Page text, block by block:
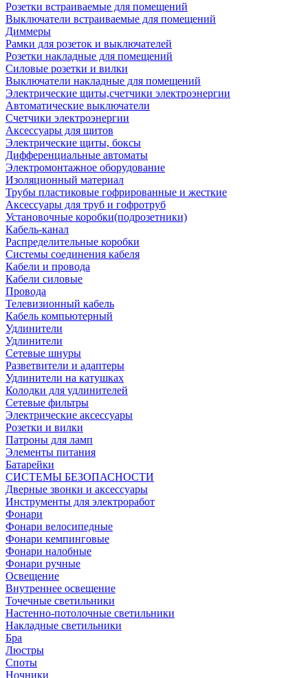
Розетки встраиваемые для помещений
Выключатели встраиваемые для помещений
Диммеры
Рамки для розеток и выключателей
Розетки накладные для помещений
Силовые розетки и вилки
Выключатели накладные для помещений
Электрические щиты,счетчики электроэнергии
Автоматические выключатели
Счетчики электроэнергии
Аксессуары для щитов
Электрические щиты, боксы
Дифференциальные автоматы
Электромонтажное оборудование
Изоляционный материал
Трубы пластиковые гофрированные и жесткие
Аксессуары для труб и гофротруб
Установочные коробки(подрозетники)
Кабель-канал
Распределительные коробки
Системы соединения кабеля
Кабели и провода
Кабели силовые
Провода
Телевизионный кабель
Кабель компьютерный
Удлинители
Удлинители
Сетевые шнуры
Разветвители и адаптеры
Удлинители на катушках
Колодки для удлинителей
Сетевые фильтры
Электрические аксессуары
Розетки и вилки
Патроны для ламп
Элементы питания
Батарейки
СИСТЕМЫ БЕЗОПАСНОСТИ
Дверные звонки и аксессуары
Инструменты для электроработ
Фонари
Фонари велосипедные
Фонари кемпинговые
Фонари налобные
Фонари ручные
Освещение
Внутреннее освещение
Точечные светильники
Настенно-потолочные светильники
Накладные светильники
Бра
Люстры
Споты
Ночники